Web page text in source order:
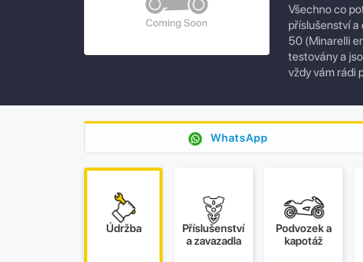
Všechno co
příslušenství a
50 (Minarelli
testovány a
vždy vám rádi
WhatsApp
Údržba
Příslušenství
a zavazadla
Podvozek a
kapotáž